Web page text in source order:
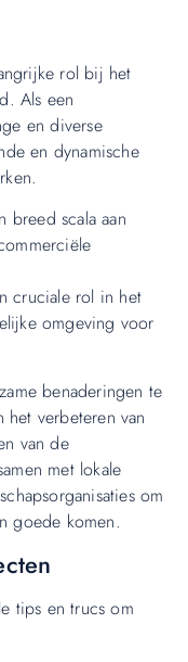
rol bij het
Als een
en diverse
en dynamische
breed scala aan
cruciale rol in het
omgeving voor
benaderingen te
verbeteren van
van de
met lokale
om
goede komen.
tips en trucs om